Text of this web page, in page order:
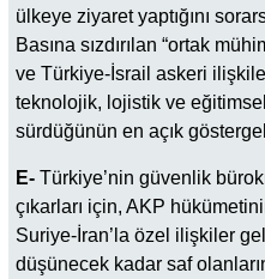
ülkeye ziyaret yaptığını
Basına sızdırılan “ortak
ve Türkiye-İsrail askeri
teknolojik, lojistik ve
sürdüğünün en açık
E- Türkiye’nin güvenlik
çıkarları için, AKP
Suriye-İran’la özel ilişkiler
düşünecek kadar saf